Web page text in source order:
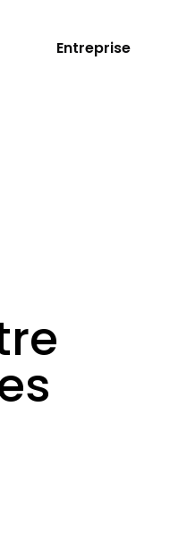
Entreprise